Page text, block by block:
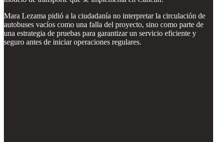
Mara Lezama pidió a la ciudadanía no interpretar la circulación de
autobuses vacíos como una falla del proyecto, sino como parte de
una estrategia de pruebas para garantizar un servicio eficiente y
seguro antes de iniciar operaciones regulares.